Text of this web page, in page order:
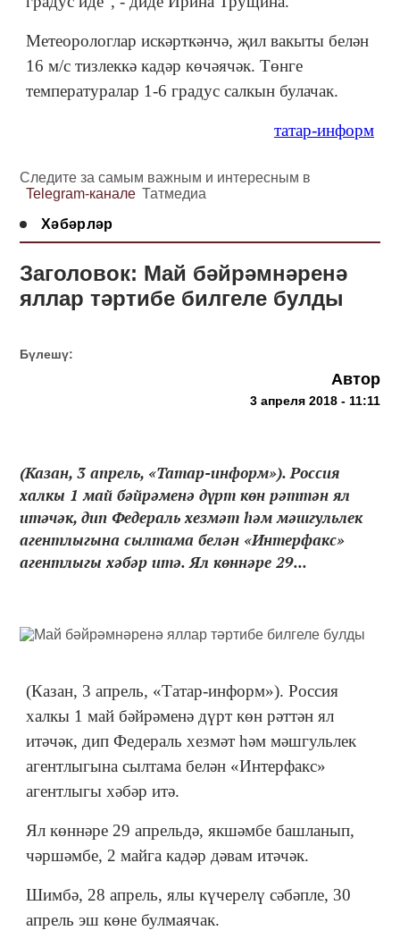
Метеорологлар искәрткәнчә, җил вакыты белән
16 м/с тизлеккә кадәр көчәячәк. Төнге
температуралар 1-6 градус салкын булачак.
татар-информ
Следите за самым важным и интересным в
Telegram-канале Татмедиа
Хәбәрләр
Заголовок: Май бәйрәмнәренә
яллар тәртибе билгеле булды
Бүлешү:
Автор
3 апреля 2018 - 11:11
(Казан, 3 апрель, «Татар-информ»). Россия
халкы 1 май бәйрәменә дүрт көн рәттән ял
итәчәк, дип Федераль хезмәт һәм мәшгульлек
агентлыгына сылтама белән «Интерфакс»
агентлыгы хәбәр итә. Ял көннәре 29...
(Казан, 3 апрель, «Татар-информ»). Россия
халкы 1 май бәйрәменә дүрт көн рәттән ял
итәчәк, дип Федераль хезмәт һәм мәшгульлек
агентлыгына сылтама белән «Интерфакс»
агентлыгы хәбәр итә.
Ял көннәре 29 апрельдә, якшәмбе башланып,
чәршәмбе, 2 майга кадәр дәвам итәчәк.
Шимбә, 28 апрель, ялы күчерелү сәбәпле, 30
апрель эш көне булмаячак.